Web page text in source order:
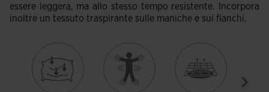
essere leggera, ma allo stesso tempo resistente. Incorpora
inoltre un tessuto traspirante sulle maniche e sui fianchi.